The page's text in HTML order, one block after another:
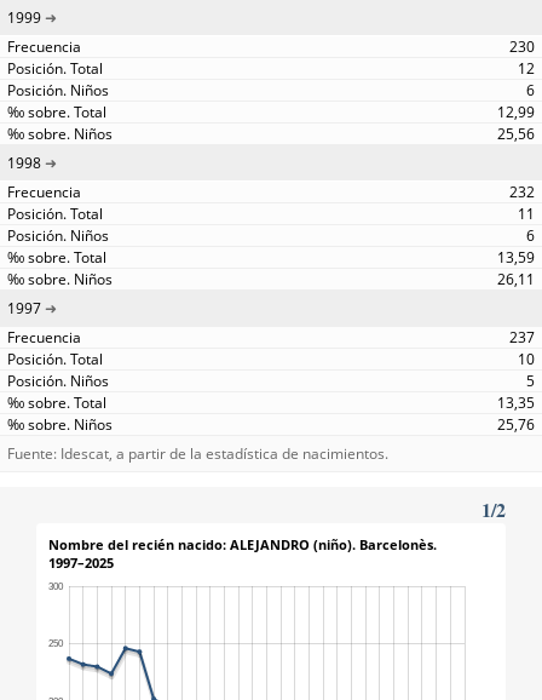
1999
230
12
6
12,99
25,56
1998
232
11
6
13,59
26,11
1997
237
10
5
13,35
25,76
Fuente: Idescat, a partir de la estadística de nacimientos.